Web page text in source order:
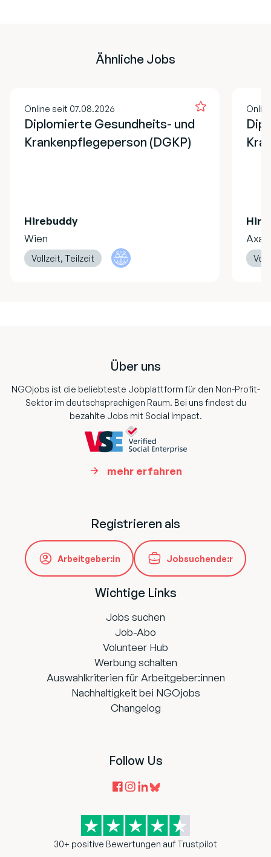
Ähnliche Jobs
Online seit 07.08.2026
Diplomierte Gesundheits- und
Krankenpflegeperson (DGKP)
Hirebuddy
Wien
Vollzeit, Teilzeit
Über uns
NGOjobs ist die beliebteste Jobplattform für den Non-Profit-
Sektor im deutschsprachigen Raum. Bei uns findest du
bezahlte Jobs mit Social Impact.
mehr erfahren
Registrieren als
Arbeitgeber:in Jobsuchende:r
Wichtige Links
Jobs suchen
Job-Abo
Volunteer Hub
Werbung schalten
Auswahlkriterien für Arbeitgeber:innen
Nachhaltigkeit bei NGOjobs
Changelog
Follow Us
30+ positive Bewertungen auf Trustpilot